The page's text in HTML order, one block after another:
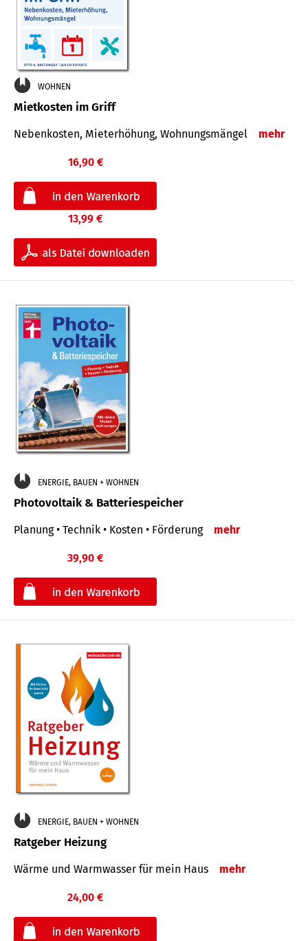
WOHNEN
Mietkosten im Griff
Nebenkosten, Mieterhöhung, Wohnungsmängel mehr
16,90 €
13,99 €
ENERGIE, BAUEN + WOHNEN
Photovoltaik & Batteriespeicher
Planung • Technik • Kosten • Förderung mehr
39,90 €
ENERGIE, BAUEN + WOHNEN
Ratgeber Heizung
Wärme und Warmwasser für mein Haus mehr
24,00 €